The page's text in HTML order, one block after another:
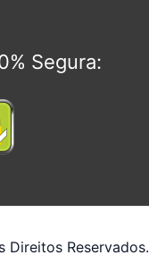
Segura:
Direitos Reservados.